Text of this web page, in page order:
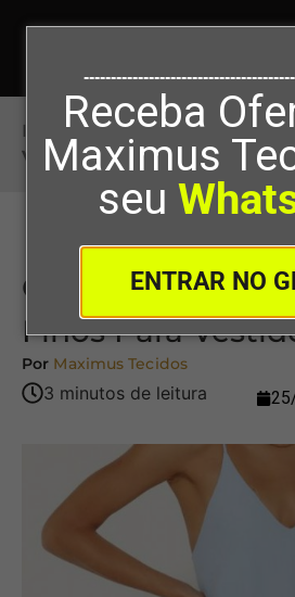
Receba
Maximus
seu
ENTRAR NO
Início>Qual É O Nome Dos
Vestidos?
Qual É O Nome
Finos Para
Por Maximus Tecidos